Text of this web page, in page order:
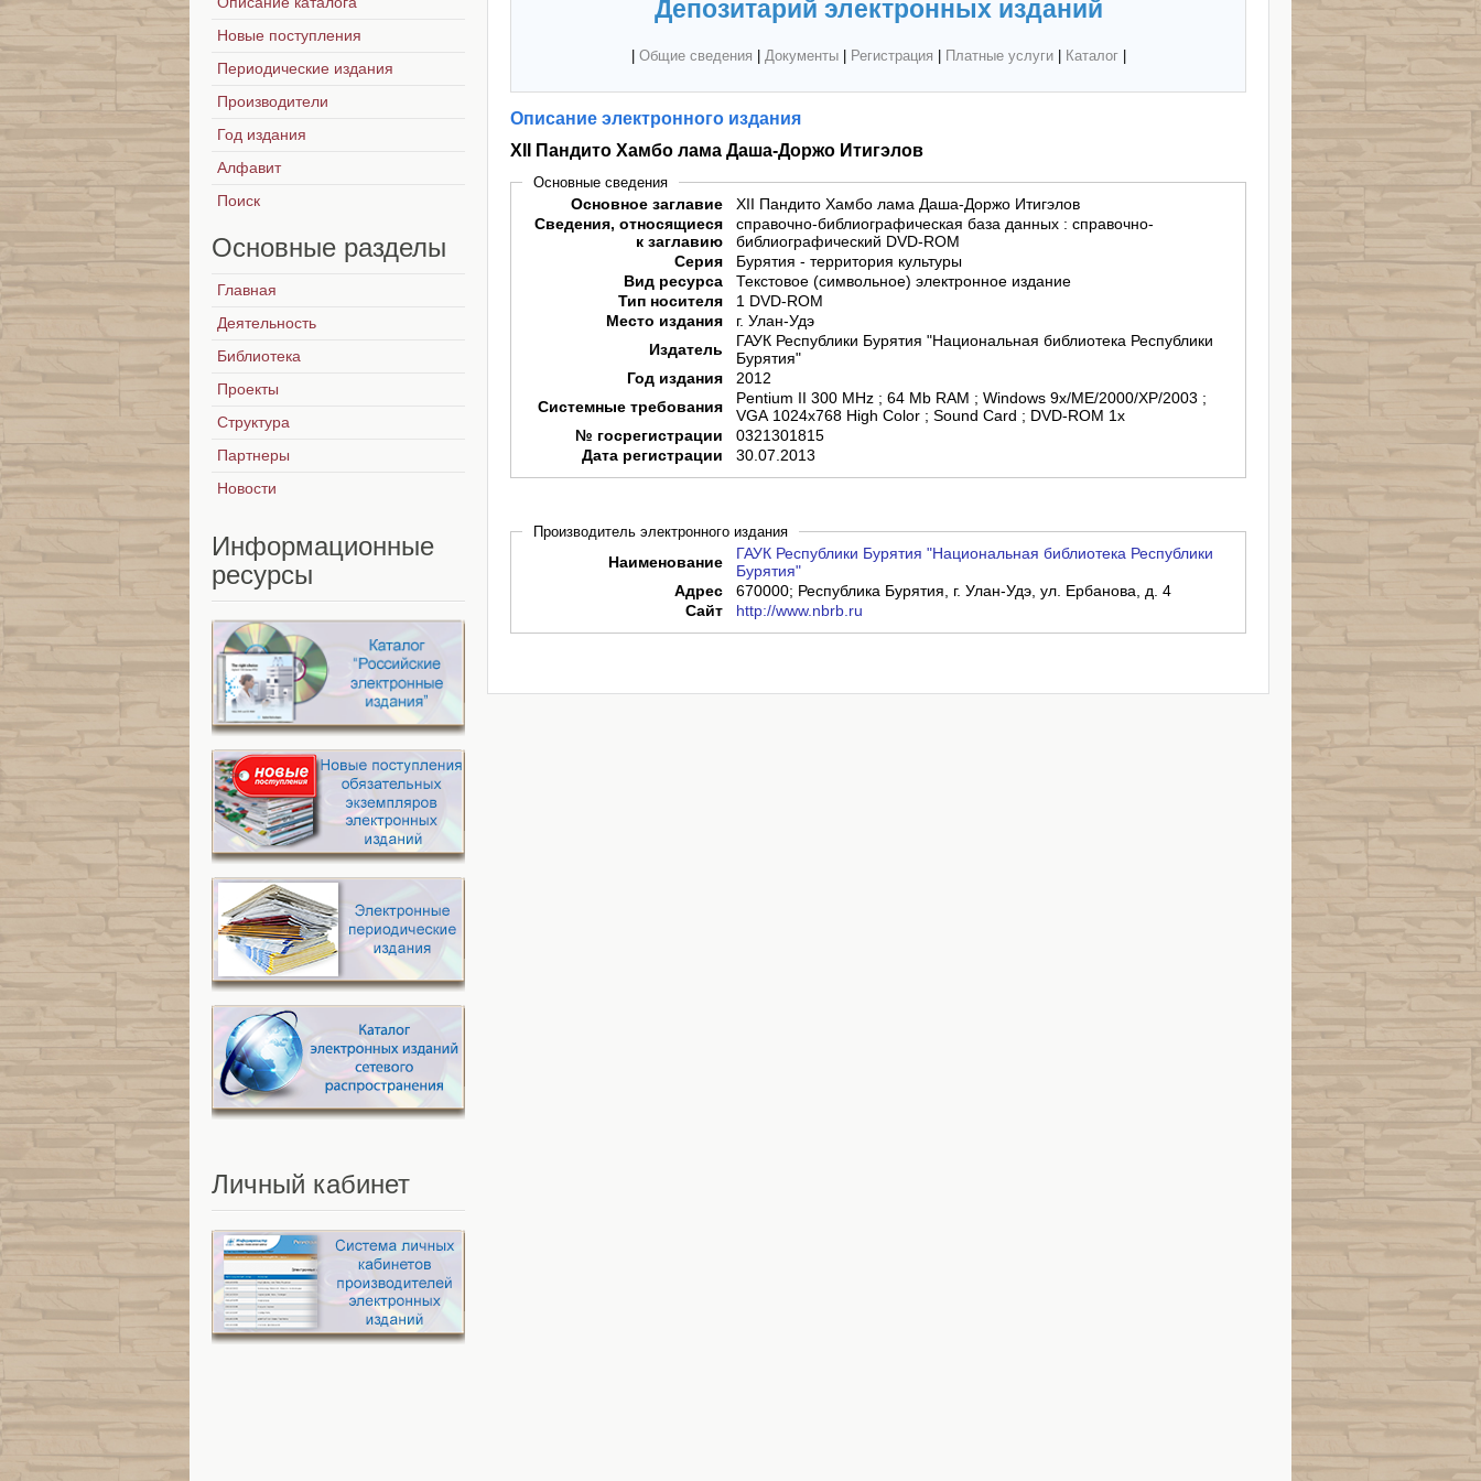
Депозитарий электронных изданий
Общие сведения Документы| Регистрация Платные услуги| Каталог|
Описание электронного издания
XII Пандито Хамбо лама Даша-Доржо Итигэлов
Основные сведения
Основное заглавие
XII Пандито Хамбо лама Даша-Доржо Итигэлов
Сведения, относящиеся
к заглавию
справочно-библиографическая база данных : справочно-
библиографический DVD-ROM
Серия
Бурятия - территория культуры
Вид ресурса
Текстовое (символьное) электронное издание
Тип носителя
1 DVD-ROM
Место издания
г. Улан-Удэ
Издатель
ГАУК Республики Бурятия "Национальная библиотека Республики
Бурятия"
Год издания
2012
Системные требования
Pentium II 300 MHz ; 64 Mb RAM ; Windows 9x/ME/2000/XP/2003 ;
VGA 1024x768 High Color ; Sound Card ; DVD-ROM 1x
№ госрегистрации
0321301815
Дата регистрации
30.07.2013
Производитель электронного издания
Наименование
ГАУК Республики Бурятия "Национальная библиотека Республики
Бурятия"
Адрес
670000; Республика Бурятия, г. Улан-Удэ, ул. Ербанова, д. 4
Сайт
http://www.nbrb.ru
Новые поступления
Периодические издания
Производители
Год издания
Алфавит
Поиск
Основные разделы
Главная
Деятельность
Библиотека
Проекты
Структура
Партнеры
Новости
Информационные
ресурсы
Личный кабинет